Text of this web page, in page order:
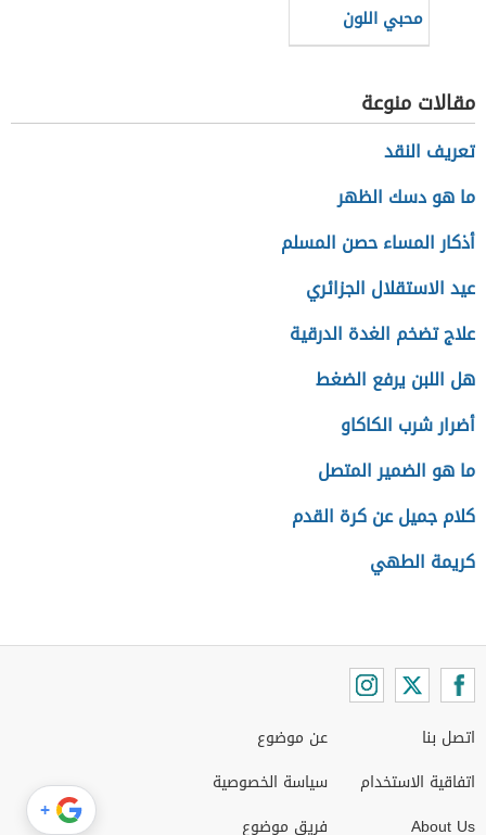
محبي اللون
الأخضر
مقالات منوعة
تعريف النقد
ما هو دسك الظهر
أذكار المساء حصن المسلم
عيد الاستقلال الجزائري
علاج تضخم الغدة الدرقية
هل اللبن يرفع الضغط
أضرار شرب الكاكاو
ما هو الضمير المتصل
كلام جميل عن كرة القدم
كريمة الطهي
اتصل بنا
اتفاقية الاستخدام
About Us
عن موضوع
سياسة الخصوصية
فريق موضوع
+